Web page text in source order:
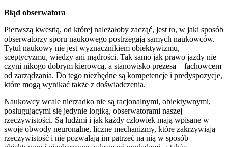
Błąd obserwatora
Pierwszą kwestią, od której należałoby zacząć, jest to, w jaki sposób
obserwatorzy sporu naukowego postrzegają samych naukowców.
Tytuł naukowy nie jest wyznacznikiem obiektywizmu,
sceptycyzmu, wiedzy ani mądrości. Tak samo jak prawo jazdy nie
czyni nikogo dobrym kierowcą, a stanowisko prezesa – fachowcem
od zarządzania. Do tego niezbędne są kompetencje i predyspozycje,
które mogą wynikać także z doświadczenia.
Naukowcy wcale nierzadko nie są racjonalnymi, obiektywnymi,
posługującymi się jedynie logiką, obserwatorami naszej
rzeczywistości. Są ludźmi i jak każdy człowiek mają wpisane w
swoje obwody neuronalne, liczne mechanizmy, które zakrzywiają
rzeczywistość i nie pozwalają im patrzeć na nią w sposób